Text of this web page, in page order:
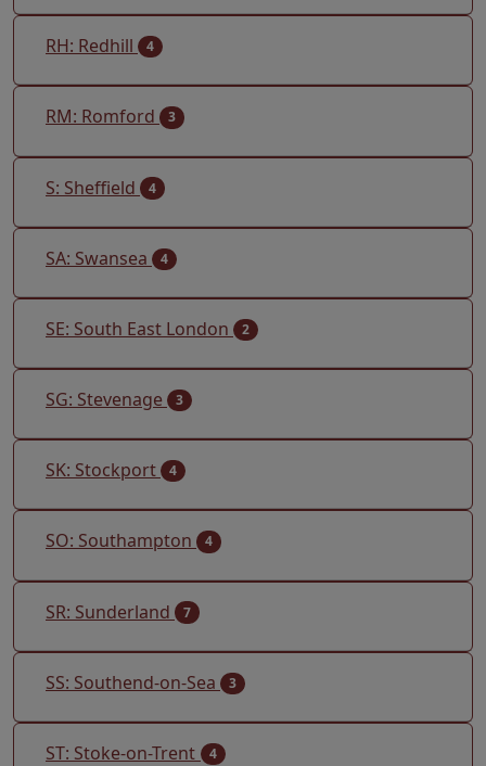
RH: Redhill 4
RM: Romford 3
S: Sheffield 4
SA: Swansea 4
SE: South East London 2
SG: Stevenage 3
SK: Stockport 4
SO: Southampton 4
SR: Sunderland 7
SS: Southend-on-Sea 3
ST: Stoke-on-Trent 4